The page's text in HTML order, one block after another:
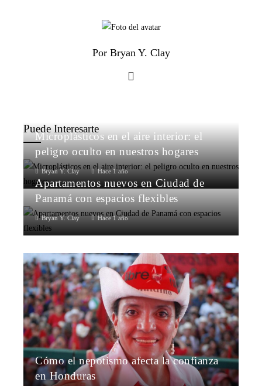
Por Bryan Y. Clay
Puede Interesarte
Microplásticos en el aire interior: el
peligro oculto en nuestros hogares
Bryan Y. Clay Hace 1 año
Apartamentos nuevos en Ciudad de
Panamá con espacios flexibles
Bryan Y. Clay Hace 1 año
Cómo el nepotismo afecta la confianza
en Honduras